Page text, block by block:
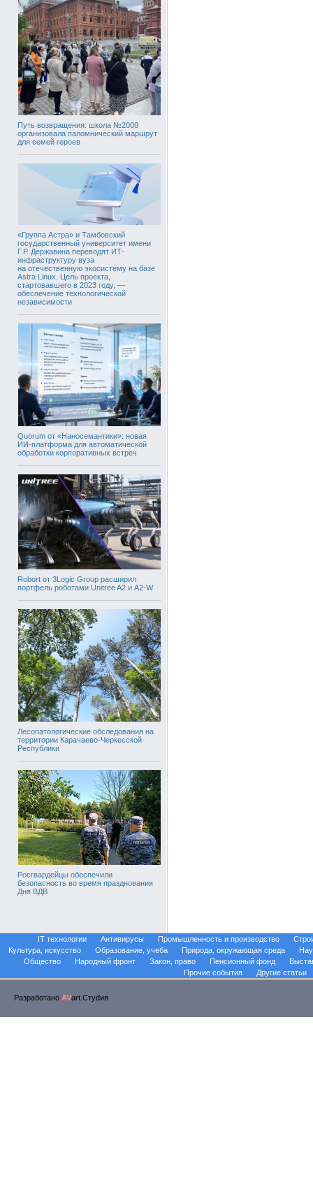
Путь возвращения: школа №2000
организовала паломнический маршрут
для семей героев
«Группа Астра» и Тамбовский
государственный университет имени
Г.Р. Державина переводят ИТ-
инфраструктуру вуза
на отечественную экосистему на базе
Astra Linux. Цель проекта,
стартовавшего в 2023 году, —
обеспечение технологической
независимости
Quorum от «Наносемантики»: новая
ИИ-платформа для автоматической
обработки корпоративных встреч
Robort от 3Logic Group расширил
портфель роботами Unitree A2 и A2-W
Лесопатологические обследования на
территории Карачаево-Черкесской
Республики
Росгвардейцы обеспечили
безопасность во время празднования
Дня ВДВ
IT технологии Антивирусы Промышленность и производство
Культура, искусство
Образование, учеба Природа, окружающая среда
Общество
Народный фронт Закон, право Пенсионный фонд
Прочие события
Другие статьи
Разработано AVart.Стуdия